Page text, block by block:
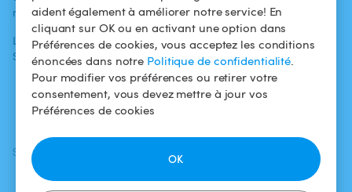
aident également à améliorer notre service! En
cliquant sur OK ou en activant une option dans
Préférences de cookies, vous acceptez les conditions
énoncées dans notre Politique de confidentialité.
Pour modifier vos préférences ou retirer votre
consentement, vous devez mettre à jour vos
Préférences de cookies
OK
médias
L'aventure
Swimmy
Pour les
propriétaires
Louer ma piscine
Comment ça
marche ?
d'utilisation
Politique de
confidentialité
Mentions légales
SUIVEZ-NOUS
Facebook